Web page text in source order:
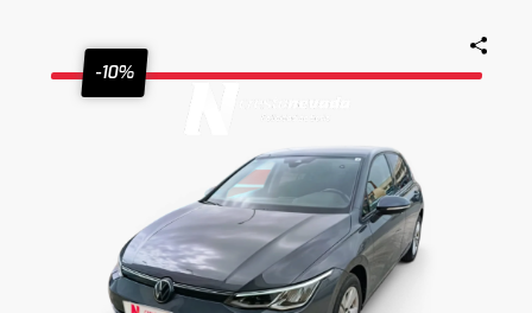
-10%